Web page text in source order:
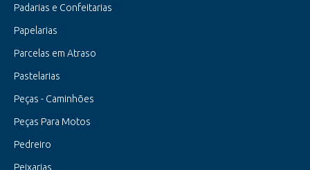
Padarias e Confeitarias
Papelarias
Parcelas em Atraso
Pastelarias
Peças - Caminhões
Peças Para Motos
Pedreiro
Peixarias